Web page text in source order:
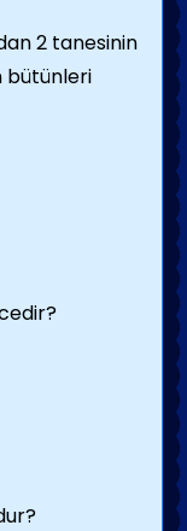
2 tanesinin
bütünleri